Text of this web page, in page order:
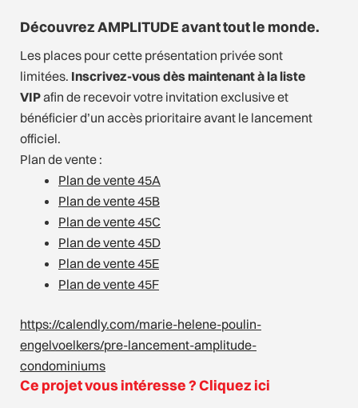
Découvrez AMPLITUDE avant tout le monde.
Les places pour cette présentation privée sont
limitées. Inscrivez-vous dès maintenant à la liste
VIPafin de recevoir votre invitation exclusive et
bénéficier d’un accès prioritaire avant le lancement
officiel.
Plan de vente :
Plan de vente 45A
Plan de vente 45B
Plan de vente 45C
Plan de vente 45D
Plan de vente 45E
Plan de vente 45F
https://calendly.com/marie-helene-poulin-
engelvoelkers/pre-lancement-amplitude-
condominiums
Ce projet vous intéresse ? Cliquez ici